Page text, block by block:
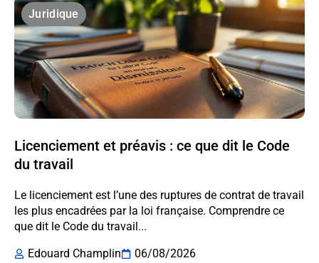
Juridique
Licenciement et préavis : ce que dit le Code
du travail
Le licenciement est l’une des ruptures de contrat de travail
les plus encadrées par la loi française. Comprendre ce
que dit le Code du travail...
Edouard Champlin
06/08/2026